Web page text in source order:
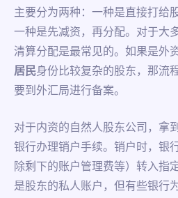
主要分为两种：一种是直接打给
一种是先减资，再分配。对于大
清算分配是最常见的。如果是外
居民身份比较复杂的股东，那流
要到外汇局进行备案。
对于内资的自然人股东公司，拿
银行办理销户手续。销户时，银
除剩下的账户管理费等）转入指
是股东的私人账户，但有些银行